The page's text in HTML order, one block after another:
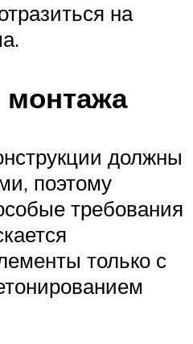
на
монтажа
должны
поэтому
требования
только с